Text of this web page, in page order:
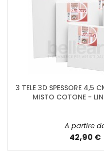
3 TELE 3D SPESSORE 4,5
MISTO COTONE -
A partire
42,90 €